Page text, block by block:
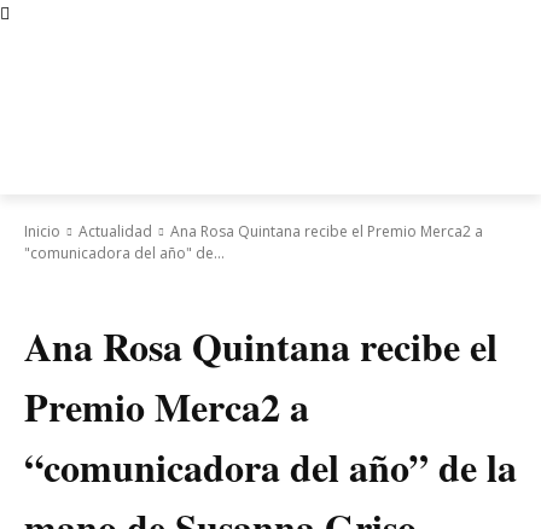
Inicio Actualidad
Ana Rosa Quintana recibe el Premio Merca2 a
"comunicadora del año" de...
Ana Rosa Quintana recibe el
Premio Merca2 a
“comunicadora del año” de la